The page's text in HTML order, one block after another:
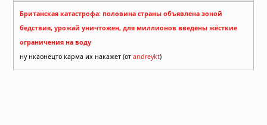
Британская катастрофа: половина страны объявлена зоной
бедствия, урожай уничтожен, для миллионов введены жёсткие
ограничения на воду
ну нкаонецто карма их накажет (от andreykt)